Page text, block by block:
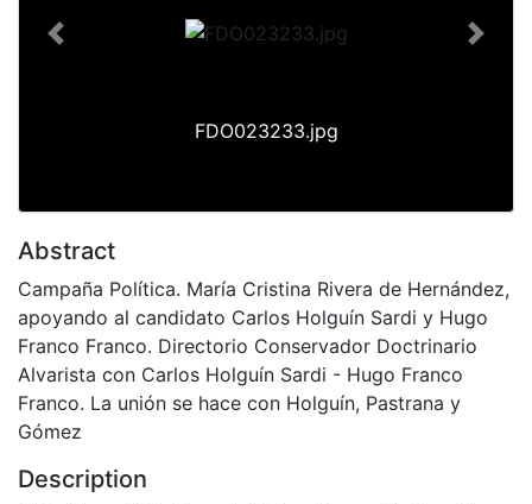
FDO023233.jpg
Previous Next
Abstract
Campaña Política. María Cristina Rivera de Hernández,
apoyando al candidato Carlos Holguín Sardi y Hugo
Franco Franco. Directorio Conservador Doctrinario
Alvarista con Carlos Holguín Sardi - Hugo Franco
Franco. La unión se hace con Holguín, Pastrana y
Gómez
Description